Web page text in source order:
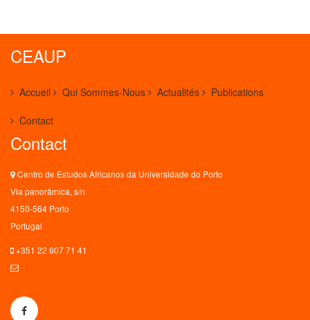
CEAUP
Accueil Qui Sommes-Nous Actualités Publications
Contact
Contact
Centro de Estudos Africanos da Universidade do Porto
Via panorâmica, s/n
4150-564 Porto
Portugal
+351 22 607 71 41